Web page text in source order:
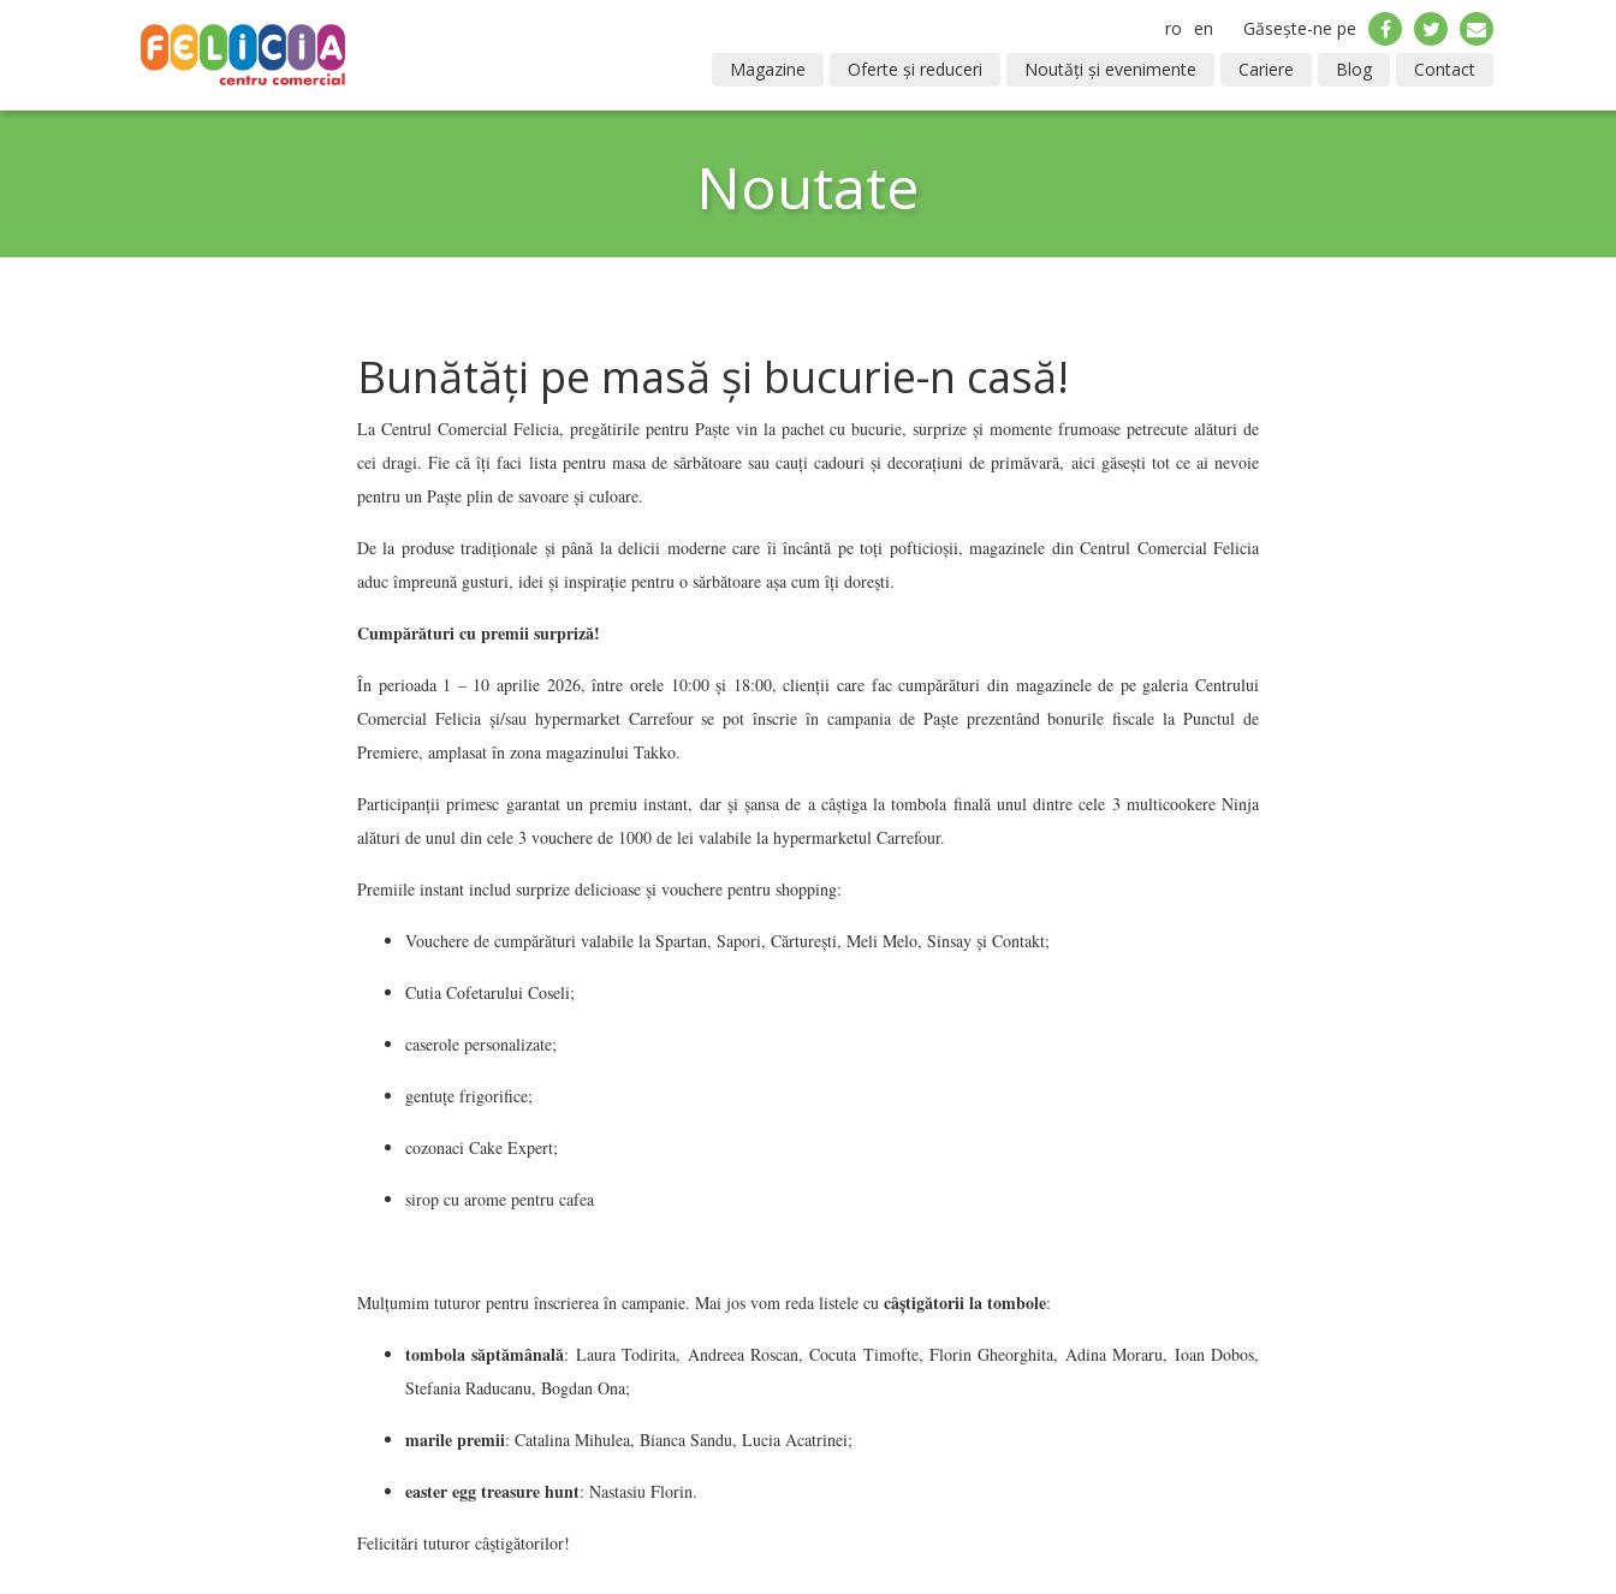
en
ro
Găsește-ne pe
Magazine
Oferte și reduceri Noutăți și evenimente Cariere Blog Contact
Noutate
Bunătăți pe masă și bucurie-n casă!
La Centrul Comercial Felicia, pregătirile pentru Paște vin la pachet cu bucurie, surprize și momente frumoase petrecute alături de
cei dragi. Fie că îți faci lista pentru masa de sărbătoare sau cauți cadouri și decorațiuni de primăvară, aici găsești tot ce ai nevoie
pentru un Paște plin de savoare și culoare.
De la produse tradiționale și până la delicii moderne care îi încântă pe toți pofticioșii, magazinele din Centrul Comercial Felicia
aduc împreună gusturi, idei și inspirație pentru o sărbătoare așa cum îți dorești.
Cumpărături cu premii surpriză!
În perioada 1 – 10 aprilie 2026, între orele 10:00 și 18:00, clienții care fac cumpărături din magazinele de pe galeria Centrului
Comercial Felicia și/sau hypermarket Carrefour se pot înscrie în campania de Paște prezentând bonurile fiscale la Punctul de
Premiere, amplasat în zona magazinului Takko.
Participanții primesc garantat un premiu instant, dar și șansa de a câștiga la tombola finală unul dintre cele 3 multicookere Ninja
alături de unul din cele 3 vouchere de 1000 de lei valabile la hypermarketul Carrefour.
Premiile instant includ surprize delicioase și vouchere pentru shopping:
Vouchere de cumpărături valabile la Spartan, Sapori, Cărturești, Meli Melo, Sinsay și Contakt;
Cutia Cofetarului Coseli;
caserole personalizate;
gentuțe frigorifice;
cozonaci Cake Expert;
sirop cu arome pentru cafea
Mulțumim tuturor pentru înscrierea în campanie. Mai jos vom reda listele cu câștigătorii la tombole:
tombola săptămânală: Laura Todirita, Andreea Roscan, Cocuta Timofte, Florin Gheorghita, Adina Moraru, Ioan Dobos,
Stefania Raducanu, Bogdan Ona;
marile premii: Catalina Mihulea, Bianca Sandu, Lucia Acatrinei;
easter egg treasure hunt: Nastasiu Florin.
Felicitări tuturor câștigătorilor!